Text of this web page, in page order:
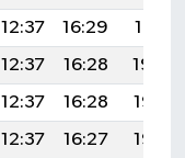
12:37 16:29
19:41
12:37 16:28
19:40
12:37 16:28
19:38
12:37 16:27
19:37